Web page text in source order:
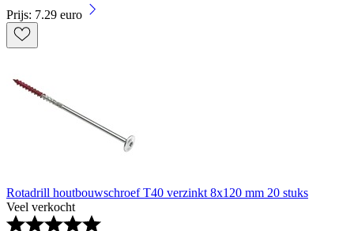
Prijs: 7.29 euro
Rotadrill houtbouwschroef T40 verzinkt 8x120 mm 20 stuks
Veel verkocht